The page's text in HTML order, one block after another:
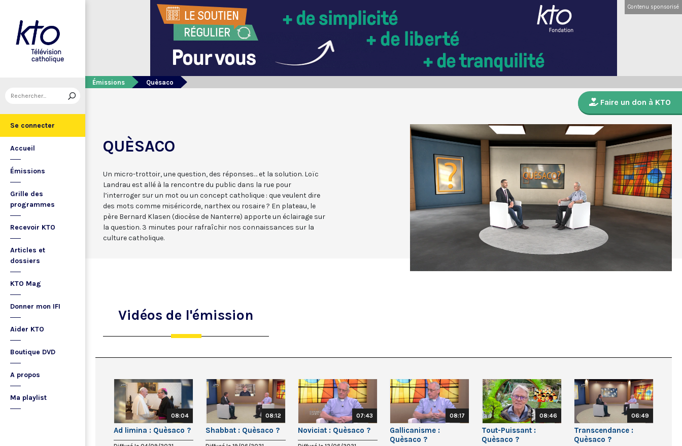
Se connecter
Accueil
Émissions
Grille des
programmes
Recevoir KTO
Articles et
dossiers
KTO Mag
Donner mon IFI
Aider KTO
Boutique DVD
A propos
Ma playlist
Contenu sponsorisé
Émissions Quèsaco
Faire un don à KTO
QUÈSACO
Un micro-trottoir, une question, des réponses… et la solution. Loïc
Landrau est allé à la rencontre du public dans la rue pour
l’interroger sur un mot ou un concept catholique : que veulent dire
des mots comme miséricorde, narthex ou rosaire ? En plateau, le
père Bernard Klasen (diocèse de Nanterre) apporte un éclairage sur
la question. 3 minutes pour rafraîchir nos connaissances sur la
culture catholique.
Vidéos de l'émission
08:04
Ad limina : Quèsaco ?
08:12
Shabbat : Quèsaco ?
07:43
Noviciat : Quèsaco ?
08:17
Gallicanisme :
Quèsaco ?
08:46
Tout-Puissant :
Quèsaco ?
06:49
Transcendance :
Quèsaco ?